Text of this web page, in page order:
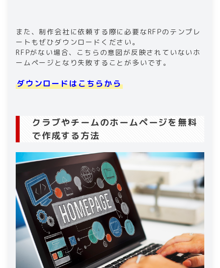
また、制作会社に依頼する際に必要なRFPのテンプレ
ートもぜひダウンロードください。
RFPがない場合、こちらの意図が反映されていないホ
ームページとなり失敗することが多いです。
ダウンロードはこちらから
クラブやチームのホームページを無料
で作成する方法